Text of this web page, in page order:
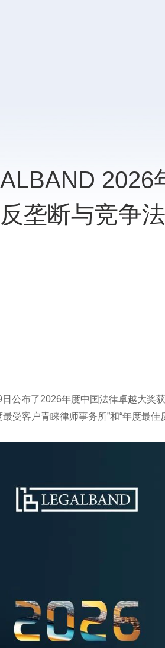
2026
垄断与竞争
公布了2026年度中国法律卓越大奖
受客户青睐律师事务所”和“年度最